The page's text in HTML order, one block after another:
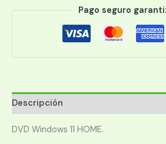
Pago seguro
Descripción
DVD Windows 11 HOME.